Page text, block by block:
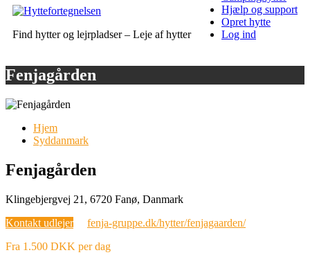
Find hytter og lejrpladser – Leje af hytter
Hjælp og support
Opret hytte
Log ind
Fenjagården
Hjem
Syddanmark
Fenjagården
Klingebjergvej 21, 6720 Fanø, Danmark
Kontakt udlejer
fenja-gruppe.dk/hytter/fenjagaarden/
Fra 1.500 DKK per dag